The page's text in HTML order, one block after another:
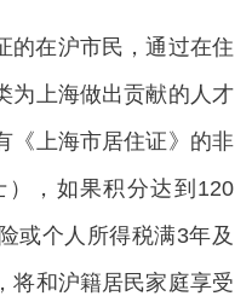
在沪市民，通过在住
为上海做出贡献的人才
《上海市居住证》的非
，如果积分达到120
或个人所得税满3年及
将和沪籍居民家庭享受